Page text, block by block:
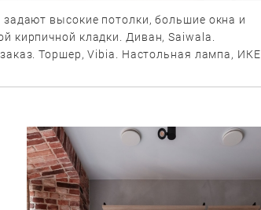
высокие потолки, большие окна и
кирпичной кладки. Диван, Saiwala.
Торшер, Vibia. Настольная лампа,